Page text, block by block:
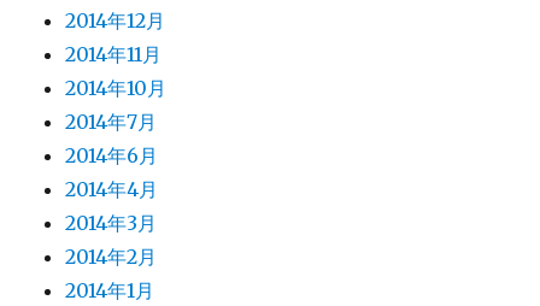
2014年12月
2014年11月
2014年10月
2014年7月
2014年6月
2014年4月
2014年3月
2014年2月
2014年1月